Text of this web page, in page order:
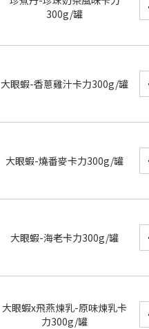
300g/罐
大眼蝦-香蔥雞汁卡力300g/罐
大眼蝦-燒番麥卡力300g/罐
大眼蝦-海老卡力300g/罐
大眼蝦x飛燕煉乳-原味煉乳卡
力300g/罐